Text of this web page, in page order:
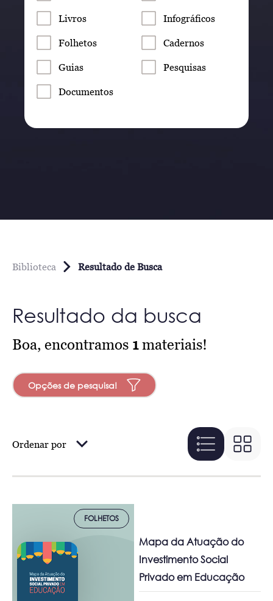
Livros Infográficos
Folhetos Cadernos
Guias Pesquisas
Documentos
Biblioteca Resultado de Busca
Resultado da busca
Boa, encontramos 1materiais!
Opções de pesquisa!
Ordenar por
FOLHETOS
Mapa da Atuação do
Investimento Social
Privado em Educação